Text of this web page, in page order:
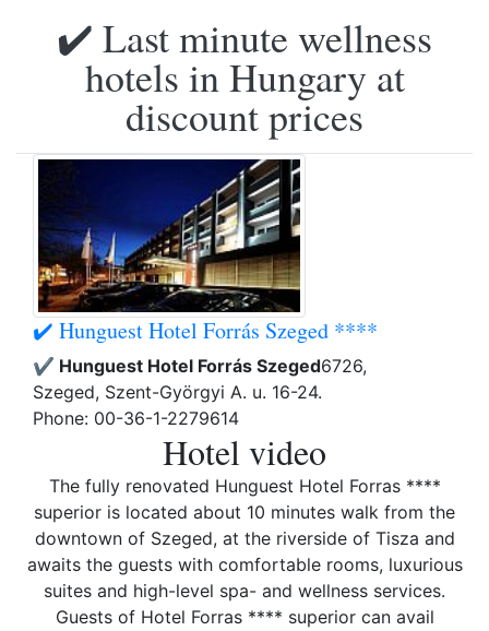
✔️ Last minute wellness
hotels in Hungary at
discount prices
✔️ Hunguest Hotel Forrás Szeged ****
✔️ Hunguest Hotel Forrás Szeged6726,
Szeged, Szent-Györgyi A. u. 16-24.
Phone: 00-36-1-2279614
Hotel video
The fully renovated Hunguest Hotel Forras ****
superior is located about 10 minutes walk from the
downtown of Szeged, at the riverside of Tisza and
awaits the guests with comfortable rooms, luxurious
suites and high-level spa- and wellness services.
Guests of Hotel Forras **** superior can avail